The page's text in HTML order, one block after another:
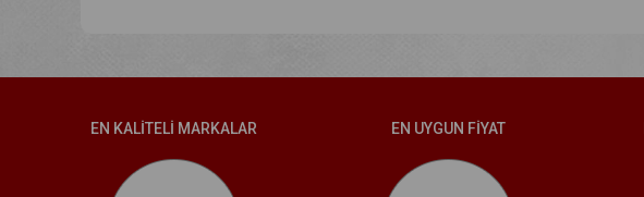
EN KALİTELİ MARKALAR EN UYGUN FİYAT